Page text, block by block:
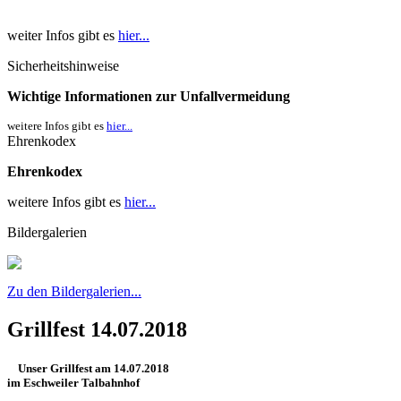
weiter Infos gibt es hier...
Sicherheitshinweise
Wichtige Informationen zur Unfallvermeidung
weitere Infos gibt es hier...
Ehrenkodex
Ehrenkodex
weitere Infos gibt es hier...
Bildergalerien
Zu den Bildergalerien...
Grillfest 14.07.2018
Unser Grillfest am 14.07.2018
im Eschweiler Talbahnhof